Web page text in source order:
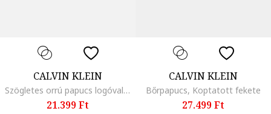
CALVIN KLEIN
Szögletes orrú papucs logóval, Világosbézs
21.399 Ft
CALVIN KLEIN
Bőrpapucs, Koptatott fekete
27.499 Ft